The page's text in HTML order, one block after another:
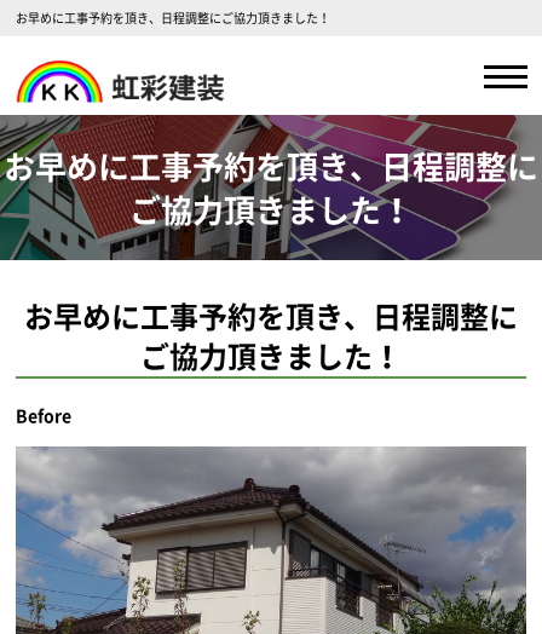
お早めに工事予約を頂き、日程調整にご協力頂きました！
お早めに工事予約を頂き、日程調整に
ご協力頂きました！
お早めに工事予約を頂き、日程調整に
ご協力頂きました！
Before